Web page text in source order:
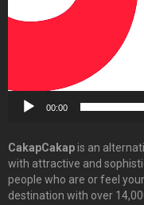
00:00
CakapCakapis an
with attractive and
people who are or feel
destination with over